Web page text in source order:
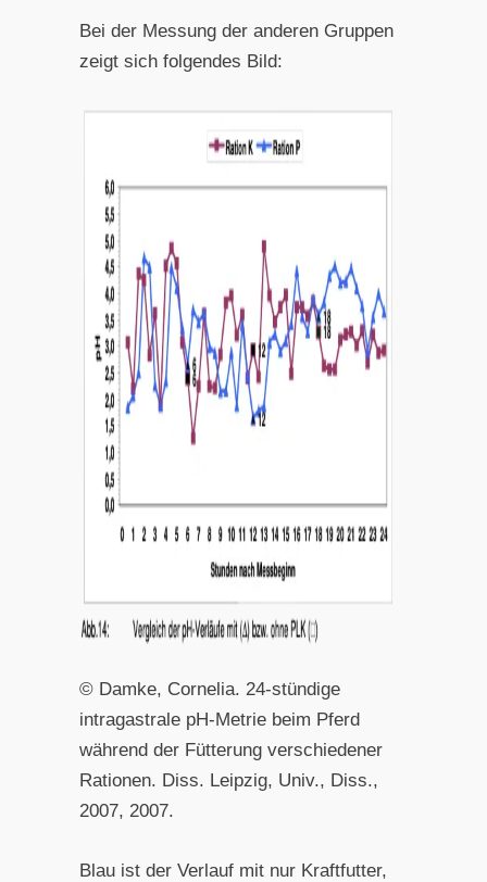
Bei der Messung der anderen Gruppen
zeigt sich folgendes Bild:
© Damke, Cornelia. 24-stündige
intragastrale pH-Metrie beim Pferd
während der Fütterung verschiedener
Rationen. Diss. Leipzig, Univ., Diss.,
2007, 2007.
Blau ist der Verlauf mit nur Kraftfutter,